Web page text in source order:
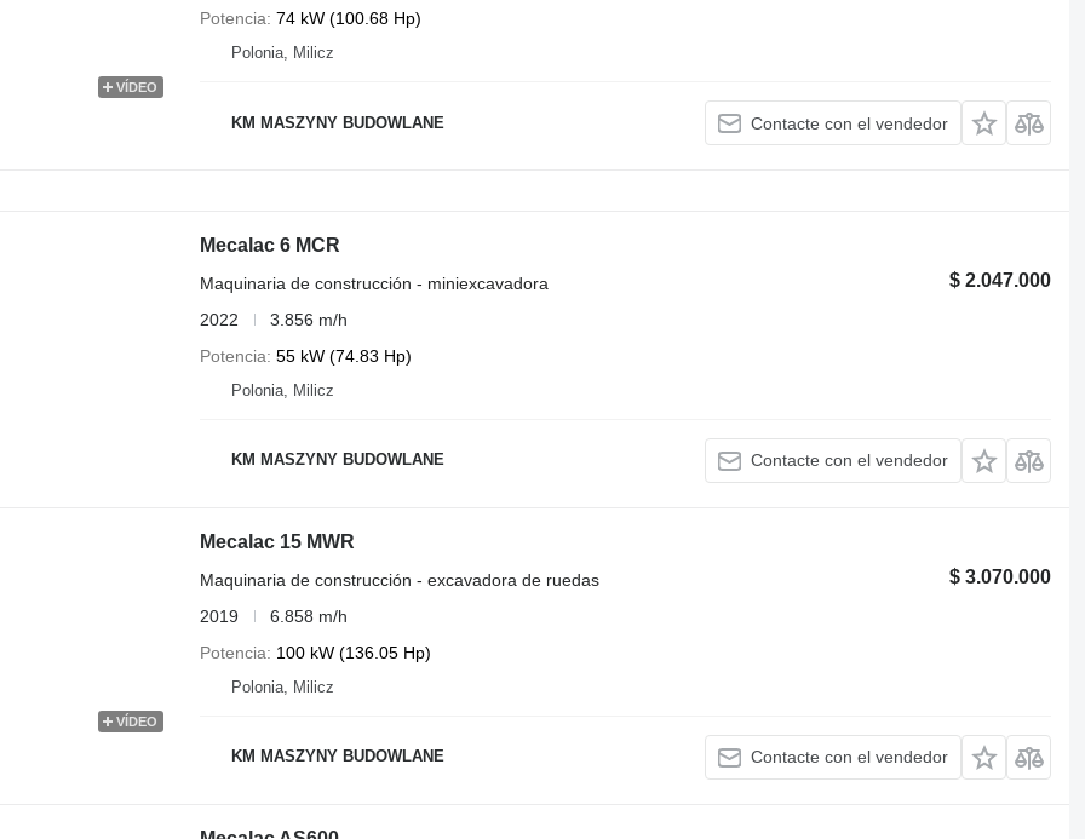
VÍDEO
Potencia 74 kW (100.68 Hp)
Polonia, Milicz
KM MASZYNY BUDOWLANE Contacte con el vendedor
Mecalac 6 MCR
$ 2.047.000
Maquinaria de construcción - miniexcavadora
2022
3.856 m/h
Potencia 55 kW (74.83 Hp)
Polonia, Milicz
KM MASZYNY BUDOWLANE Contacte con el vendedor
VÍDEO
Mecalac 15 MWR
$ 3.070.000
Maquinaria de construcción - excavadora de ruedas
2019
6.858 m/h
Potencia
100 kW (136.05 Hp)
Polonia, Milicz
KM MASZYNY BUDOWLANE Contacte con el vendedor